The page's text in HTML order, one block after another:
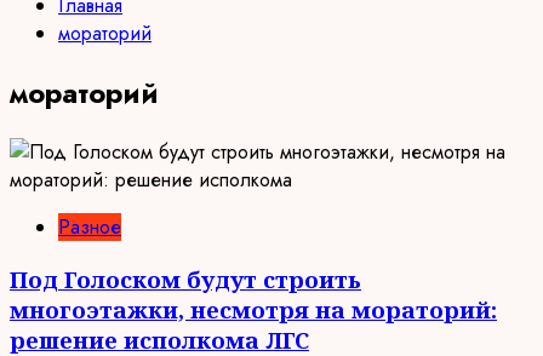
мораторий
мораторий
Разное
Под Голоском будут строить
многоэтажки, несмотря на мораторий:
решение исполкома ЛГС